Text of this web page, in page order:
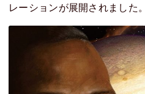
レーションが展開されました。